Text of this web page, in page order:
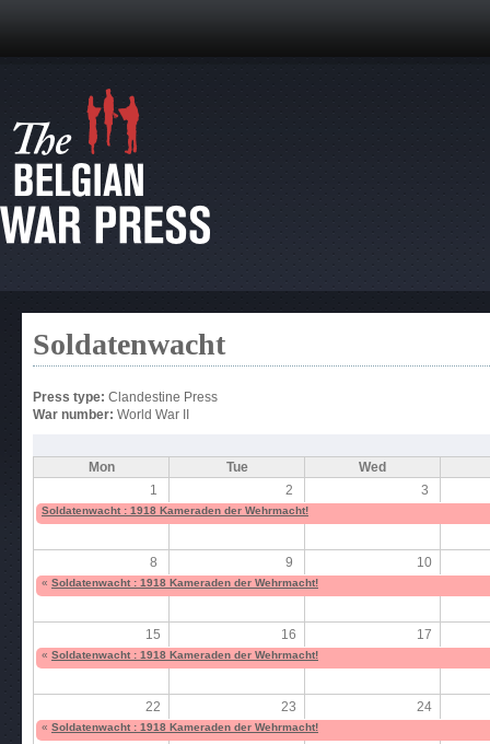
Soldatenwacht
Press type: Clandestine Press
War number: World War II
Mon Tue
Wed
1
2 3
Soldatenwacht : 1918 Kameraden der Wehrmacht!
8 9 10
« Soldatenwacht : 1918 Kameraden der Wehrmacht!
15 16 17
« Soldatenwacht : 1918 Kameraden der Wehrmacht!
22 23 24
« Soldatenwacht : 1918 Kameraden der Wehrmacht!